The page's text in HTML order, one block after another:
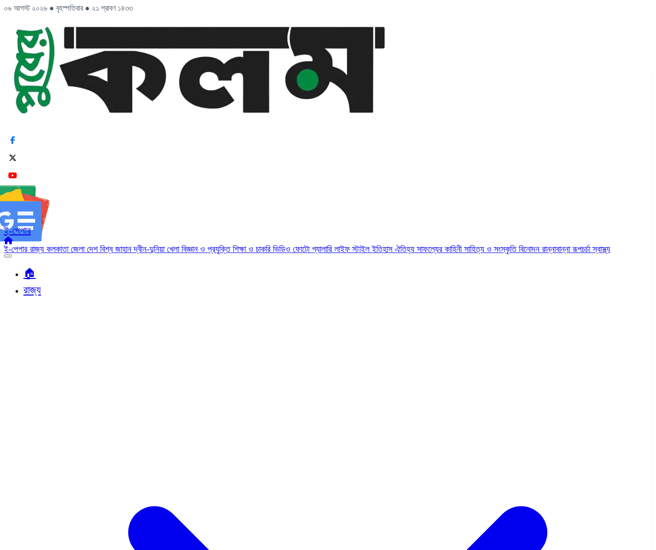
০৬ আগস্ট ২০২৬ ● বৃহস্পতিবার ● ২১ শ্রাবণ ১৪৩৩
ই-পেপার
ই-পেপার রাজ্য কলকাতা জেলা দেশ বিশ্ব জাহানদ্বীন-দুনিয়া খেলা বিজ্ঞান ও প্রযুক্তি শিক্ষা ও চাকরি ভিডিও ফোটো গ্যালারি লাইফ স্টাইলইতিহাস ঐতিহ্য সাফল্যের কাহিনী সাহিত্য ও সংস্কৃতি বিনোদন রান্নাবান্নারূপচর্চাস্বাস্থ্য
🏠︎
রাজ্য